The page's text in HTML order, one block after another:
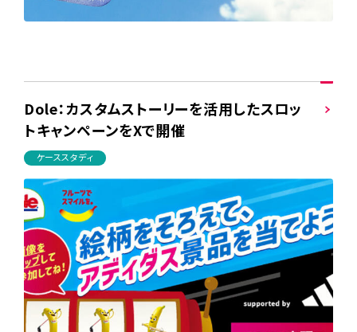
Dole：カスタムストーリーを活用したスロッ
トキャンペーンをXで開催
ケーススタディ